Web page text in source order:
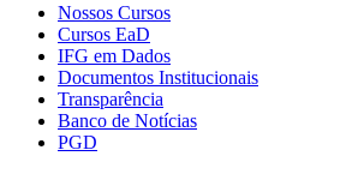
Nossos Cursos
Cursos EaD
IFG em Dados
Documentos Institucionais
Transparência
Banco de Notícias
PGD